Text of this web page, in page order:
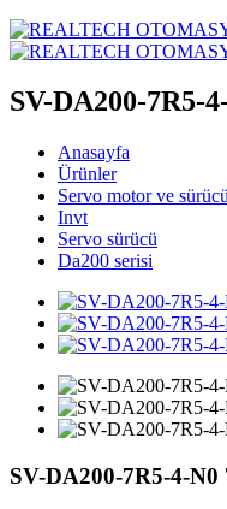
SV-DA200-7R5-
Anasayfa
Ürünler
Servo motor ve
Invt
Servo sürücü
Da200 serisi
SV-DA200-7R5-4-